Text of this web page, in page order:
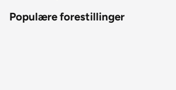
Populære forestillinger